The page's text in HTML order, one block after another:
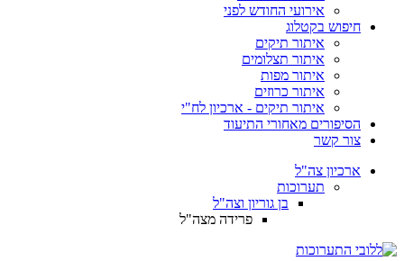
אירועי החודש לפני
חיפוש בקטלוג
איתור תיקים
איתור תצלומים
איתור מפות
איתור כרוזים
איתור תיקים - ארכיון לח"י
הסיפורים מאחורי התיעוד
צור קשר
ארכיון צה"ל
תערוכות
בן גוריון וצה"ל
פרידה מצה"ל